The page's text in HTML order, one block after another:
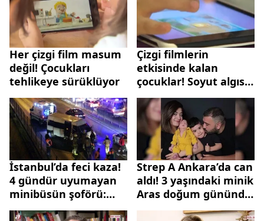
Her çizgi film masum
değil! Çocukları
tehlikeye sürüklüyor
Çizgi filmlerin
etkisinde kalan
çocuklar! Soyut algısı
11 yaşında sonra
başlar
İstanbul’da feci kaza!
4 gündür uyumayan
minibüsün şoförü:
Her şey bana çizgi
Strep A Ankara’da can
aldı! 3 yaşındaki minik
Aras doğum gününde
hayatını kaybetti